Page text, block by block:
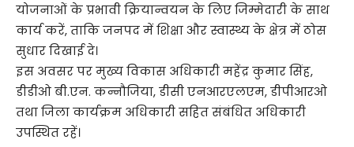
योजनाओं के प्रभावी क्रियान्वयन के लिए जिम्मेदारी के साथ
कार्य करें, ताकि जनपद में शिक्षा और स्वास्थ्य के क्षेत्र में ठोस
सुधार दिखाई दे।
इस अवसर पर मुख्य विकास अधिकारी महेंद्र कुमार सिंह,
डीडीओ बी.एन. कन्नौजिया, डीसी एनआरएलएम, डीपीआरओ
तथा जिला कार्यक्रम अधिकारी सहित संबंधित अधिकारी
उपस्थित रहें।